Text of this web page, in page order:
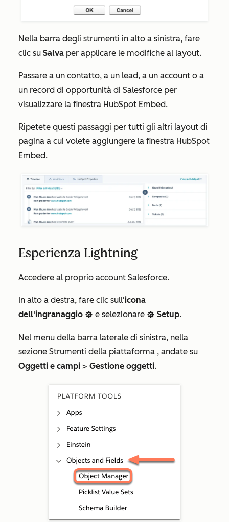
Nella barra degli strumenti in alto a sinistra, fare
clic su Salva per applicare le modifiche al layout.
Passare a un contatto, a un lead, a un account o a
un record di opportunità di Salesforce per
visualizzare la finestra HubSpot Embed.
Ripetete questi passaggi per tutti gli altri layout di
pagina a cui volete aggiungere la finestra HubSpot
Embed.
Esperienza Lightning
Accedere al proprio account Salesforce.
In alto a destra, fare clic sull'icona
dell'ingranaggio settings e selezionare settings Setup.
Nel menu della barra laterale di sinistra, nella
sezione Strumenti della piattaforma , andate su
Oggetti e campi > Gestione oggetti.